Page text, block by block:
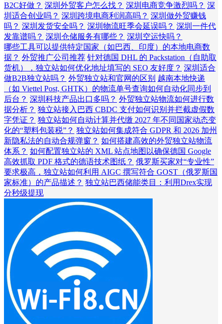
B2C好做？ 深圳外贸客户怎么找？ 深圳电商竞争激烈吗？ 深
圳适合创业吗？ 深圳跨境电商利润高吗？ 深圳做外贸赚钱
吗？ 深圳发货安全吗？ 深圳物流旺季会延误吗？ 深圳一件代
发靠谱吗？ 深圳仓储服务有哪些？ 深圳空运快吗？
哪些工具可以提供特定国家（如巴西、印度）的本地电商数
据？ 外贸推广公司推荐 针对德国 DHL 的 Packstation（自助取
货机），独立站如何优化地址填写的 SEO 友好度？ 深圳适合
做B2B独立站吗？ 外贸独立站和官网的区别 越南本地快递
（如 Viettel Post, GHTK）的物流单号查询如何自动化同步到
后台？ 深圳科技产品出口多吗？ 外贸独立站物流如何进行数
据分析？ 独立站接入巴西 CBDC 支付如何识别并拦截虚假数
字凭证？ 独立站如何自动计算并代缴 2027 年不同国家动态变
化的“塑料包装税”？ 独立站如何集成符合 GDPR 和 2026 加州
新隐私法的自动合规弹窗？ 如何搭建高效的外贸独立站物流
体系？ 如何配置独立站的 XML 站点地图以确保德国 Google
高效抓取 PDF 格式的德语技术图纸？ 俄罗斯买家对“专业性”
要求极高，独立站如何利用 AIGC 撰写符合 GOST（俄罗斯国
家标准）的产品描述？ 独立站巴西储能类目：利用Drex实现
分秒级提现